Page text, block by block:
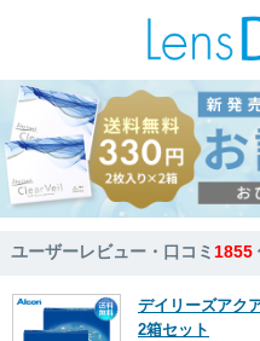
ユーザーレビュー・口コミ1855
デイリーズアク
2箱セット